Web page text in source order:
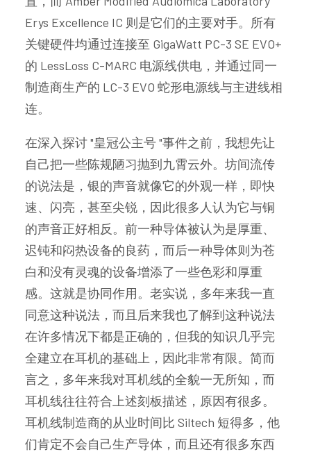
Erys Excellence IC 则是它们的主要对手。所有
关键硬件均通过连接至 GigaWatt PC-3 SE EVO+
的 LessLoss C-MARC 电源线供电，并通过同一
制造商生产的 LC-3 EVO 蛇形电源线与主进线相
连。
在深入探讨 "皇冠公主号 "事件之前，我想先让
自己把一些陈规陋习抛到九霄云外。坊间流传
的说法是，银的声音就像它的外观一样，即快
速、闪亮，甚至尖锐，因此很多人认为它与铜
的声音正好相反。前一种导体被认为是厚重、
迟钝和闷热设备的良药，而后一种导体则为苍
白和没有灵魂的设备增添了一些色彩和厚重
感。这就是协同作用。老实说，多年来我一直
同意这种说法，而且后来我也了解到这种说法
在许多情况下都是正确的，但我的知识几乎完
全建立在耳机的基础上，因此非常有限。简而
言之，多年来我对耳机线的全貌一无所知，而
耳机线往往符合上述刻板描述，原因有很多。
耳机线制造商的从业时间比 Siltech 短得多，他
们肯定不会自己生产导体，而且还有很多东西